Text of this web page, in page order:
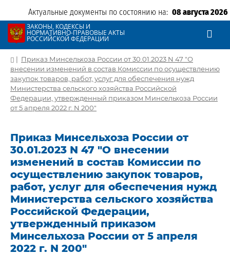
Актуальные документы по состоянию на: 08 августа 2026
ЗАКОНЫ, КОДЕКСЫ И
НОРМАТИВНО-ПРАВОВЫЕ АКТЫ
РОССИЙСКОЙ ФЕДЕРАЦИИ
| Приказ Минсельхоза России от 30.01.2023 N 47 "О
внесении изменений в состав Комиссии по осуществлению
закупок товаров, работ, услуг для обеспечения нужд
Министерства сельского хозяйства Российской
Федерации, утвержденный приказом Минсельхоза России
от 5 апреля 2022 г. N 200"
Приказ Минсельхоза России от
30.01.2023 N 47 "О внесении
изменений в состав Комиссии по
осуществлению закупок товаров,
работ, услуг для обеспечения нужд
Министерства сельского хозяйства
Российской Федерации,
утвержденный приказом
Минсельхоза России от 5 апреля
2022 г. N 200"